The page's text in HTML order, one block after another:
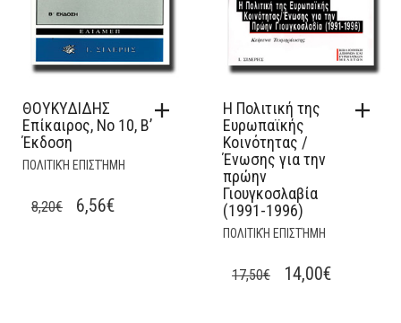
ΘΟΥΚΥΔΙΔΗΣ
Επίκαιρος, Νο 10, Β’
Έκδοση
ΠΟΛΙΤΙΚΉ ΕΠΙΣΤΉΜΗ
8,20€
ORIGINAL
6,56€CURRENT
Η Πολιτική της
Ευρωπαϊκής
Κοινότητας /
Ένωσης για την
πρώην
Γιουγκοσλαβία
(1991-1996)
ΠΟΛΙΤΙΚΉ ΕΠΙΣΤΉΜΗ
17,50€
ORIGINAL
14,00€CURRENT